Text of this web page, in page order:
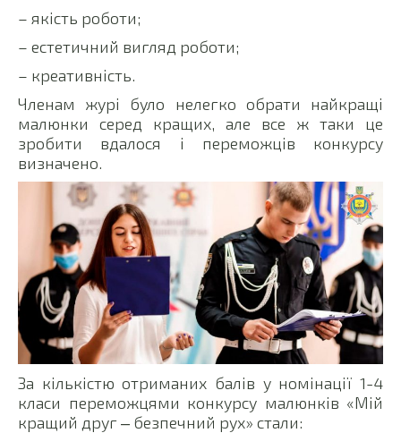
– якість роботи;
– естетичний вигляд роботи;
– креативність.
Членам журі було нелегко обрати найкращі
малюнки серед кращих, але все ж таки це
зробити вдалося і переможців конкурсу
визначено.
За кількістю отриманих балів у номінації 1-4
класи переможцями конкурсу малюнків «Мій
кращий друг ‒ безпечний рух» стали: